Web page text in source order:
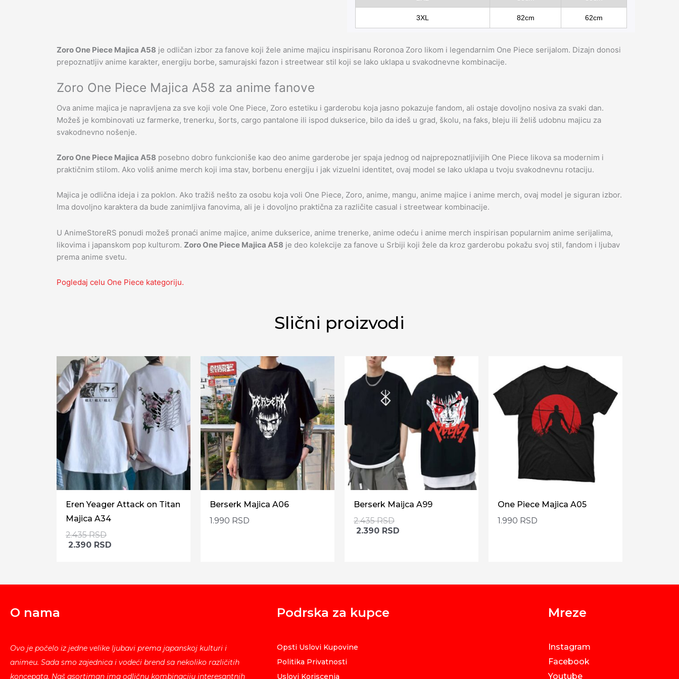
3XL 82cm 62cm
Zoro One Piece Majica A58 je odličan izbor za fanove koji žele anime majicu inspirisanu Roronoa Zoro likom i legendarnim One Piece serijalom. Dizajn donosi
prepoznatljiv anime karakter, energiju borbe, samurajski fazon i streetwear stil koji se lako uklapa u svakodnevne kombinacije.
Zoro One Piece Majica A58 za anime fanove
Ova anime majica je napravljena za sve koji vole One Piece, Zoro estetiku i garderobu koja jasno pokazuje fandom, ali ostaje dovoljno nosiva za svaki dan.
Možeš je kombinovati uz farmerke, trenerku, šorts, cargo pantalone ili ispod dukserice, bilo da ideš u grad, školu, na faks, bleju ili želiš udobnu majicu za
svakodnevno nošenje.
Zoro One Piece Majica A58 posebno dobro funkcioniše kao deo anime garderobe jer spaja jednog od najprepoznatljivijih One Piece likova sa modernim i
praktičnim stilom. Ako voliš anime merch koji ima stav, borbenu energiju i jak vizuelni identitet, ovaj model se lako uklapa u tvoju svakodnevnu rotaciju.
Majica je odlična ideja i za poklon. Ako tražiš nešto za osobu koja voli One Piece, Zoro, anime, mangu, anime majice i anime merch, ovaj model je siguran izbor.
Ima dovoljno karaktera da bude zanimljiva fanovima, ali je i dovoljno praktična za različite casual i streetwear kombinacije.
U AnimeStoreRS ponudi možeš pronaći anime majice, anime dukserice, anime trenerke, anime odeću i anime merch inspirisan popularnim anime serijalima,
likovima i japanskom pop kulturom. Zoro One Piece Majica A58 je deo kolekcije za fanove u Srbiji koji žele da kroz garderobu pokažu svoj stil, fandom i ljubav
prema anime svetu.
Pogledaj celu One Piece kategoriju.
Slični proizvodi
Eren Yeager Attack on Titan
Majica A34
2.435RSD
2.390 RSD
Berserk Majica A06
1.990 RSD
Berserk Maijca A99
2.435RSD
2.390 RSD
One Piece Majica A05
1.990 RSD
O nama
Ovo je počelo iz jedne velike ljubavi prema japanskoj kulturi i
animeu. Sada smo zajednica i vodeći brend sa nekoliko različitih
koncepata. Naš asortiman ima odličnu kombinaciju interesantnih
Podrska za kupce
Opsti Uslovi Kupovine
Politika Privatnosti
Uslovi Koriscenja
Mreze
Instagram
Facebook
Youtube